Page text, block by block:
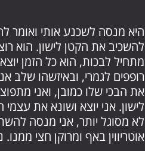
להשכיב את הקטן לישון. הוא
מתחיל לבכות, הוא כל הזמן
רופפים לגמרי, ובאיזשהו שלב
את הבכי שלו כמובן, ואני
לישון. אני יוצא ושונא את עצמי
לא מסוגל יותר, אני מנסה
אוטריווין באף ומרוקן חצי